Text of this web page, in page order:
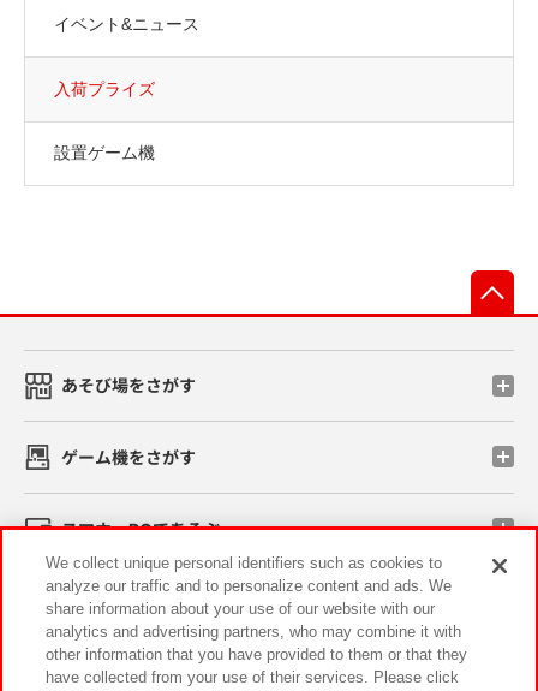
イベント&ニュース
入荷プライズ
設置ゲーム機
あそび場をさがす
ゲーム機をさがす
スマホ・PCであそぶ
イベント・キャンペーン
We collect unique personal identifiers such as cookies to
analyze our traffic and to personalize content and ads. We
share information about your use of our website with our
analytics and advertising partners, who may combine it with
other information that you have provided to them or that they
have collected from your use of their services. Please click